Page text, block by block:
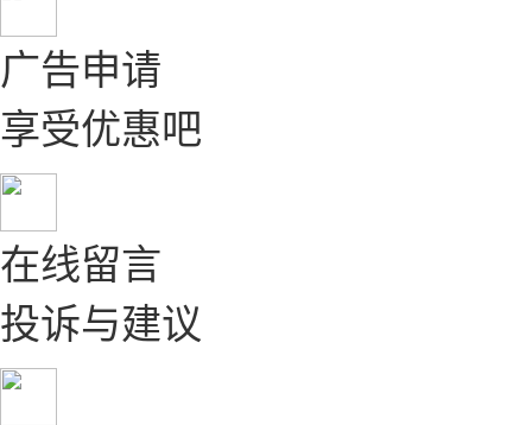
广告申请
享受优惠吧
在线留言
投诉与建议